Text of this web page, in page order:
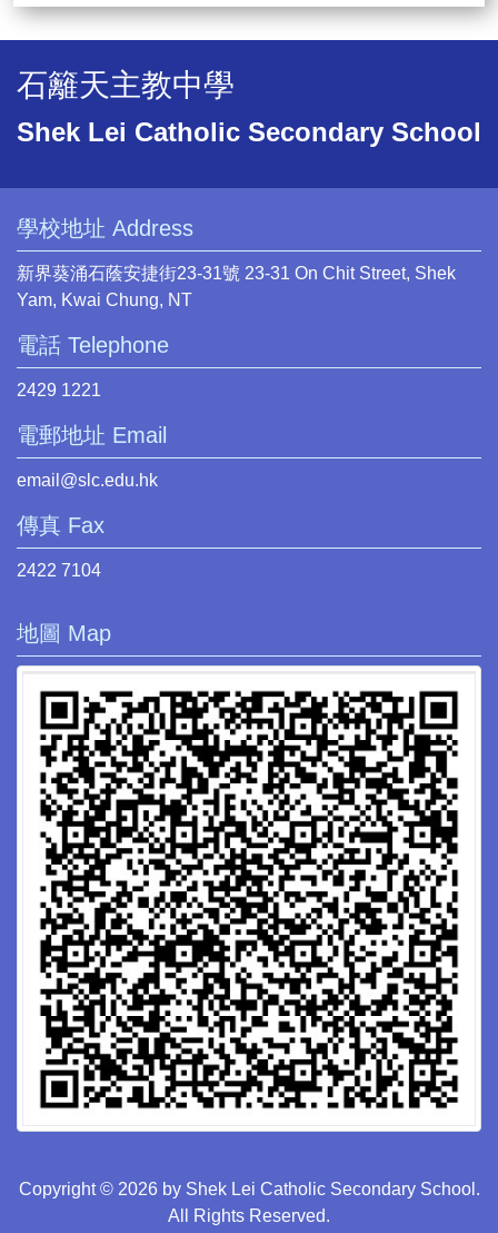
石籬天主教中學
Shek Lei Catholic Secondary School
學校地址 Address
新界葵涌石蔭安捷街23-31號 23-31 On Chit Street, Shek
Yam, Kwai Chung, NT
電話 Telephone
2429 1221
電郵地址 Email
email@slc.edu.hk
傳真 Fax
2422 7104
地圖 Map
Copyright © 2026 by Shek Lei Catholic Secondary School.
All Rights Reserved.